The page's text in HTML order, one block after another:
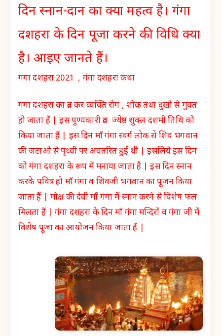
दिन स्नान-दान का क्या महत्व है। गंगा
दशहरा के दिन पूजा करने की विधि क्या
है। आइए जानते हैं।
गंगा दशहरा 2021 , गंगा दशहरा कथा
गंगा दशहरा का व्रत कर व्यक्ति रोग , शोक तथा दुखो से मुक्त
हो जाता हैं | इस पुण्यकारी व्रत ज्येष्ठ शुक्ल दशमी तिथि को
किया जाता हैं | इस दिन माँ गंगा स्वर्ग लोक से शिव भगवान
की जटाओ से पृथ्वी पर अवतरित हुई थी | इसलिये इस दिन
को गंगा दशहरा के रूप में मनाया जाता है | इस दिन स्नान
करके पवित्र हो माँ गंगा व शिवजी भगवान का पूजन किया
जाता हैं | मोक्ष की देवी माँ गंगा में स्नान करने से विशेष फल
मिलता हैं | गंगा दशहरा के दिन माँ गंगा मन्दिरों व गंगा जी में
विशेष पूजा का आयोजन किया जाता हैं |